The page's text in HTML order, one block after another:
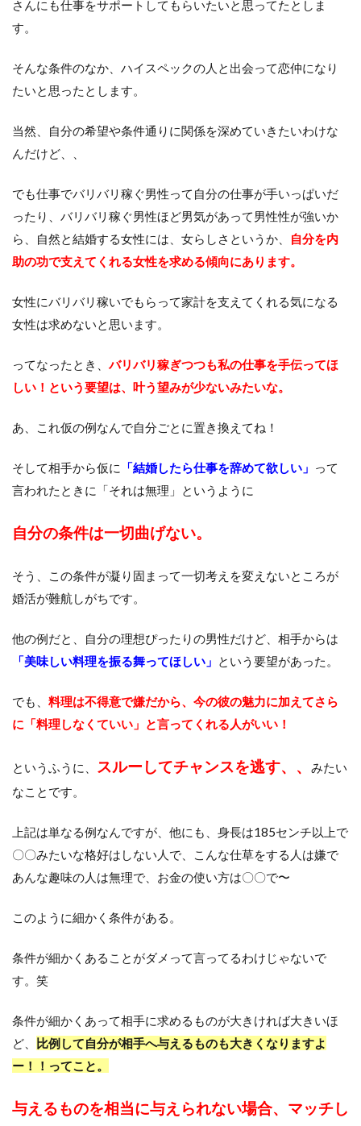
さんにも仕事をサポートしてもらいたいと思ってたとしま
す。
そんな条件のなか、ハイスペックの人と出会って恋仲になり
たいと思ったとします。
当然、自分の希望や条件通りに関係を深めていきたいわけな
んだけど、、
でも仕事でバリバリ稼ぐ男性って自分の仕事が手いっぱいだ
ったり、バリバリ稼ぐ男性ほど男気があって男性性が強いか
ら、自然と結婚する女性には、女らしさというか、
自分を内
助の功で支えてくれる女性を求める傾向にあります。
女性にバリバリ稼いでもらって家計を支えてくれる気になる
女性は求めないと思います。
ってなったとき、バリバリ稼ぎつつも私の仕事を手伝ってほ
しい！という要望は、叶う望みが少ないみたいな。
あ、これ仮の例なんで自分ごとに置き換えてね！
そして相手から仮に 「結婚したら仕事を辞めて欲しい」 って
言われたときに「それは無理」というように
自分の条件は一切曲げない。
そう、この条件が凝り固まって一切考えを変えないところが
婚活が難航しがちです。
他の例だと、自分の理想ぴったりの男性だけど、相手からは
「美味しい料理を振る舞ってほしい」 という要望があった。
でも、 料理は不得意で嫌だから、 今の彼の魅力に加えてさら
に 「料理しなくていい」と言ってくれる人がいい！
というふうに、 スルーしてチャンスを逃す、、
みたい
なことです。
上記は単なる例なんですが、他にも、身長は185センチ以上で
〇〇みたいな格好はしない人で、こんな仕草をする人は嫌で
あんな趣味の人は無理で、お金の使い方は〇〇で〜
このように細かく条件がある。
条件が細かくあることがダメって言ってるわけじゃないで
す。笑
条件が細かくあって相手に求めるものが大きければ大きいほ
ど、 比例して自分が相手へ与えるものも大きくなりますよ
ー！！ってこと。
与えるものを相当に与えられない場合、マッチし